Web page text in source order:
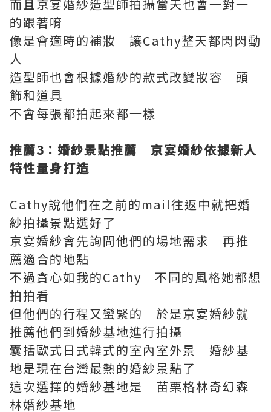
而且京宴婚紗造型師拍攝當天也會一對一
的跟著唷
像是會適時的補妝 讓Cathy整天都閃閃動
人
造型師也會根據婚紗的款式改變妝容 頭
飾和道具
不會每張都拍起來都一樣
推薦3 ：婚紗景點推薦 京宴婚紗依據新人
特性量身打造
Cathy說他們在之前的mail往返中就把婚
紗拍攝景點選好了
京宴婚紗會先詢問他們的場地需求 再推
薦適合的地點
不過貪心如我的Cathy 不同的風格她都想
拍拍看
但他們的行程又蠻緊的 於是京宴婚紗就
推薦他們到婚紗基地進行拍攝
囊括歐式日式韓式的室內室外景 婚紗基
地是現在台灣最熱的婚紗景點了
這次選擇的婚紗基地是 苗栗格林奇幻森
林婚紗基地